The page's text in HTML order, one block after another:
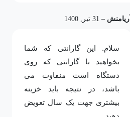
آریامنش – 31 تیر, 1400
سلام. این گارانتی که شما
بخواهید با گارانتی که روی
دستگاه است منفاوت می
باشد، در نتیجه باید خزینه
بیشتری جهت یک سال تعویض